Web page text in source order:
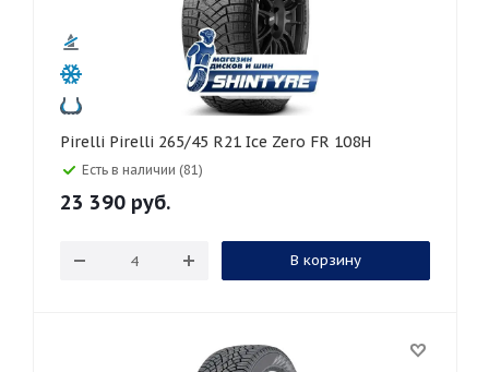
Pirelli Pirelli 265/45 R21 Ice Zero FR 108H
Есть в наличии (81)
23 390 руб.
В корзину